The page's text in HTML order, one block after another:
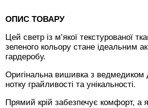
ОПИС ТОВАРУ
Цей светр із м’якої текстурованої
зеленого кольору стане ідеальним
гардеробу.
Оригінальна вишивка з ведмедиком
нотку грайливості та унікальності.
Прямий крій забезпечує комфорт, а